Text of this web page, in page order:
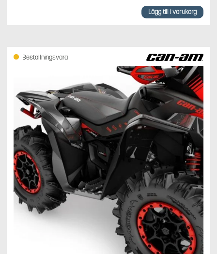
Lägg till i varukorg
Beställningsvara